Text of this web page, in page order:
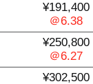
¥191,400
＠6.38
¥250,800
＠6.27
¥302,500